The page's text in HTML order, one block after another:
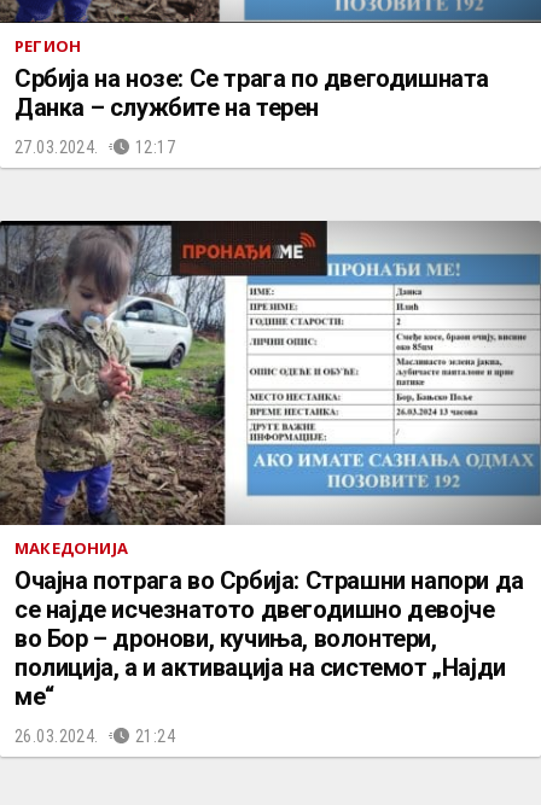
РЕГИОН
Србија на нозе: Се трага по двегодишната
Данка – службите на терен
27.03.2024. 12:17
МАКЕДОНИЈА
Очајна потрага во Србија: Страшни напори да
се најде исчезнатото двегодишно девојче
во Бор – дронови, кучиња, волонтери,
полиција, а и активација на системот „Најди
ме“
26.03.2024. 21:24